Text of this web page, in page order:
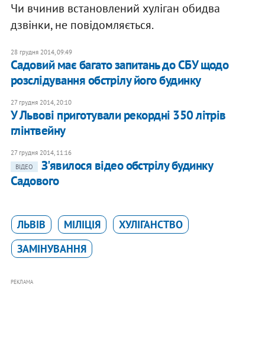
Чи вчинив встановлений хуліган обидва
дзвінки, не повідомляється.
28 грудня 2014, 09:49
Садовий має багато запитань до СБУ щодо
розслідування обстрілу його будинку
27 грудня 2014, 20:10
У Львові приготували рекордні 350 літрів
глінтвейну
27 грудня 2014, 11:16
ВІДЕО
З'явилося відео обстрілу будинку
Садового
ЛЬВІВ МІЛІЦІЯ
ХУЛІГАНСТВО
ЗАМІНУВАННЯ
РЕКЛАМА